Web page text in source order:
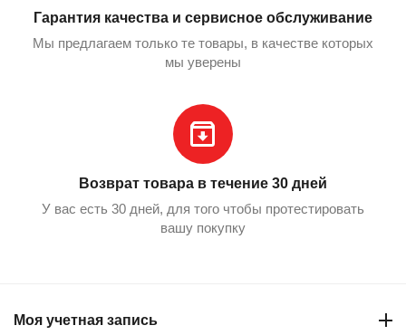
Гарантия качества и сервисное обслуживание
Мы предлагаем только те товары, в качестве которых
мы уверены
Возврат товара в течение 30 дней
У вас есть 30 дней, для того чтобы протестировать
вашу покупку
Моя учетная запись